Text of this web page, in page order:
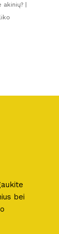
akinių? |
bei